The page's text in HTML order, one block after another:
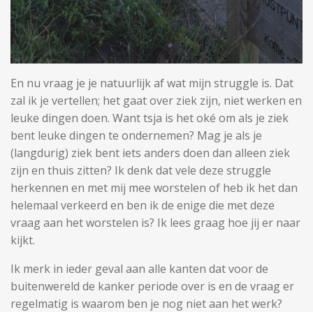
En nu vraag je je natuurlijk af wat mijn struggle is. Dat
zal ik je vertellen; het gaat over ziek zijn, niet werken en
leuke dingen doen. Want tsja is het oké om als je ziek
bent leuke dingen te ondernemen? Mag je als je
(langdurig) ziek bent iets anders doen dan alleen ziek
zijn en thuis zitten? Ik denk dat vele deze struggle
herkennen en met mij mee worstelen of heb ik het dan
helemaal verkeerd en ben ik de enige die met deze
vraag aan het worstelen is? Ik lees graag hoe jij er naar
kijkt.
Ik merk in ieder geval aan alle kanten dat voor de
buitenwereld de kanker periode over is en de vraag er
regelmatig is waarom ben je nog niet aan het werk?